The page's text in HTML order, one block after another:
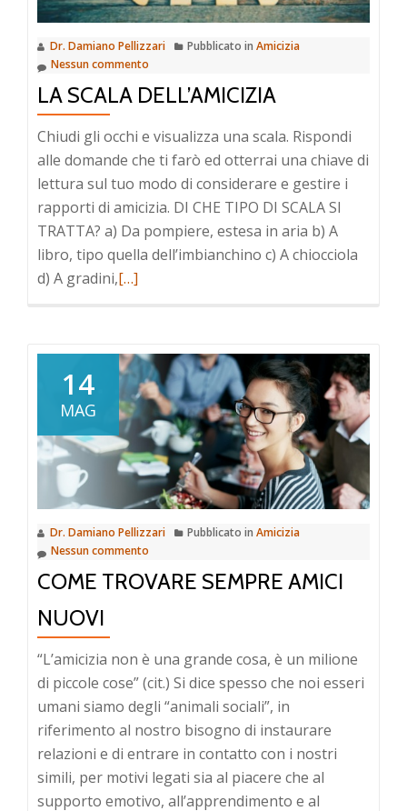
Dr. Damiano Pellizzari Pubblicato in Amicizia
Nessun commento
LA SCALA DELL’AMICIZIA
Chiudi gli occhi e visualizza una scala. Rispondi
alle domande che ti farò ed otterrai una chiave di
lettura sul tuo modo di considerare e gestire i
rapporti di amicizia. DI CHE TIPO DI SCALA SI
TRATTA? a) Da pompiere, estesa in aria b) A
libro, tipo quella dell’imbianchino c) A chiocciola
d) A gradini,Leggi
a
riguardoLa
scala
dell’amicizia
[…]
14
MAG
Dr. Damiano Pellizzari Pubblicato in Amicizia
Nessun commento
COME TROVARE SEMPRE AMICI
NUOVI
“L’amicizia non è una grande cosa, è un milione
di piccole cose” (cit.) Si dice spesso che noi esseri
umani siamo degli “animali sociali”, in
riferimento al nostro bisogno di instaurare
relazioni e di entrare in contatto con i nostri
simili, per motivi legati sia al piacere che al
supporto emotivo, all’apprendimento e al